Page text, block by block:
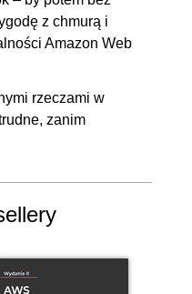
00:03:16
00:00:30
z chmurą i
Amazon Web
rzeczami w
zanim